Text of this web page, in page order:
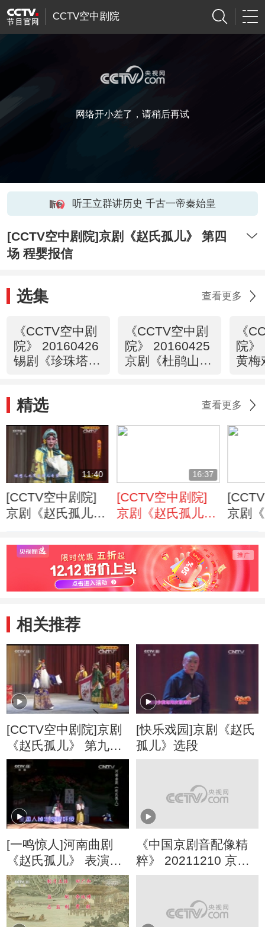
CCTV空中剧院
网络开小差了，请稍后再试
听王立群讲历史 千古一帝秦始皇
[CCTV空中剧院]京剧《赵氏孤儿》 第四
场 程婴报信
选集 查看更多
《CCTV空中剧
院》 20160426
锡剧《珍珠塔》
《CCTV空中剧
院》 20160425
京剧《杜鹃山》
《
院》
黄梅
精选 查看更多
11:40
[CCTV空中剧院]
京剧《赵氏孤儿》
16:37
[CCTV空中剧院]
京剧《赵氏孤儿》
京剧
相关推荐
[CCTV空中剧院]京剧
《赵氏孤儿》 第九场
班师回朝
[快乐戏园]京剧《赵氏
孤儿》选段
[一鸣惊人]河南曲剧
《赵氏孤儿》 表演：
河南省海连池曲剧团
《中国京剧音配像精
粹》 20211210 京剧
《赵氏孤儿》 1/2